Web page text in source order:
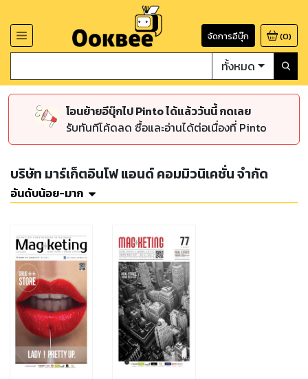
จัดการอีบุ๊ก (0)
ทั้งหมด
โอนย้ายอีบุ๊กไป Pinto ได้แล้ววันนี้ กดเลย
รับทันทีโค้ดลด ซื้อและอ่านได้ต่อเนื่องที่ Pinto
บริษัท มาร์เก็ตอินโฟ แอนด์ คอมมิวนิเคชั่น จำกัด
อันดับน้อย-มาก